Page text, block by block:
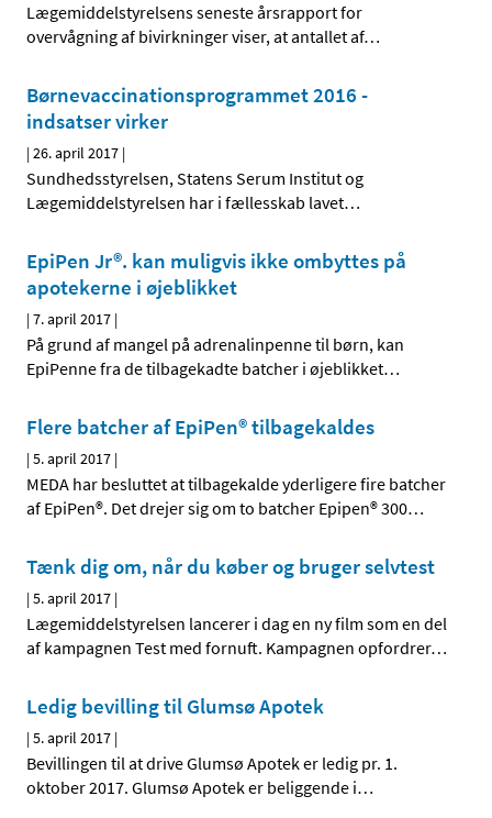
Lægemiddelstyrelsens seneste årsrapport for
overvågning af bivirkninger viser, at antallet af…
Børnevaccinationsprogram­met 2016 -
indsatser virker
|26. april 2017 |
Sundhedsstyrelsen, Statens Serum Institut og
Lægemiddelstyrelsen har i fællesskab lavet…
EpiPen Jr®. kan muligvis ikke ombyttes på
apotekerne i øjeblikket
|7. april 2017 |
På grund af mangel på adrenalinpenne til børn, kan
EpiPenne fra de tilbagekadte batcher i øjeblikket…
Flere batcher af EpiPen® tilbagekaldes
|5. april 2017 |
MEDA har besluttet at tilbagekalde yderligere fire batcher
af EpiPen®. Det drejer sig om to batcher Epipen® 300…
Tænk dig om, når du køber og bruger selvtest
|5. april 2017 |
Lægemiddelstyrelsen lancerer i dag en ny film som en del
af kampagnen Test med fornuft. Kampagnen opfordrer…
Ledig bevilling til Glumsø Apotek
|5. april 2017 |
Bevillingen til at drive Glumsø Apotek er ledig pr. 1.
oktober 2017. Glumsø Apotek er beliggende i…